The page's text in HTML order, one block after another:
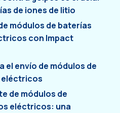
de iones de litio
módulos de baterías
con Impact
el envío de módulos de
eléctricos
de módulos de
eléctricos: una